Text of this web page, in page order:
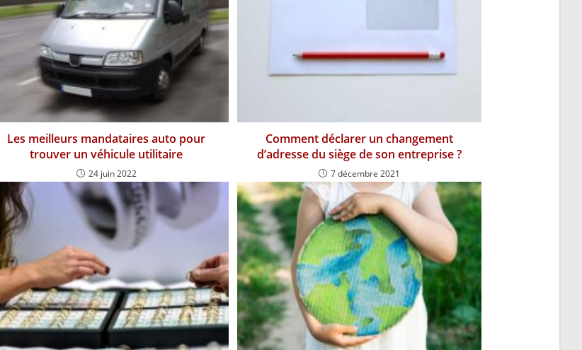
Les meilleurs mandataires auto pour
trouver un véhicule utilitaire
24 juin 2022
Comment déclarer un changement
d’adresse du siège de son entreprise ?
7 décembre 2021